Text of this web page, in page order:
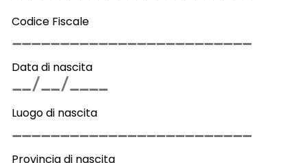
Codice Fiscale
Data di nascita
Luogo di nascita
Provincia di nascita